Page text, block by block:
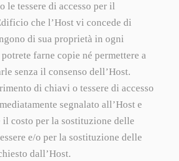
le tessere di accesso per il
che l’Host vi concede di
di sua proprietà in ogni
farne copie né permettere a
senza il consenso dell’Host.
di chiavi o tessere di accesso
segnalato all’Host e
il costo per la sostituzione delle
e/o per la sostituzione delle
dall’Host.